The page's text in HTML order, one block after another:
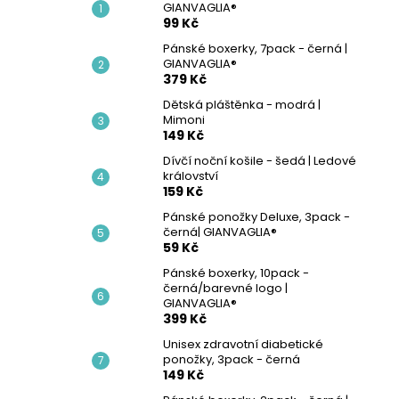
GIANVAGLIA®
99 Kč
Pánské boxerky, 7pack - černá |
GIANVAGLIA®
379 Kč
Dětská pláštěnka - modrá |
Mimoni
149 Kč
Dívčí noční košile - šedá | Ledové
království
159 Kč
Pánské ponožky Deluxe, 3pack -
černá| GIANVAGLIA®
59 Kč
Pánské boxerky, 10pack -
černá/barevné logo |
GIANVAGLIA®
399 Kč
Unisex zdravotní diabetické
ponožky, 3pack - černá
149 Kč
PÁNSKÝ SPODNÍ NÁTĚLNÍK - BÍLÁ |
GIANVAGLIA®